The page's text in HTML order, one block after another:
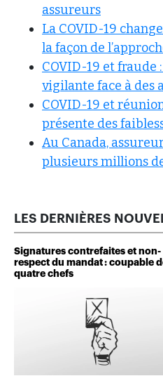
assureurs
La COVID-19
la façon de
COVID-19 et
vigilante face à des
COVID-19 et
présente des
Au Canada,
plusieurs millions
LES DERNIÈRES
Signatures contrefaites et non-
respect du mandat : coupable
quatre chefs